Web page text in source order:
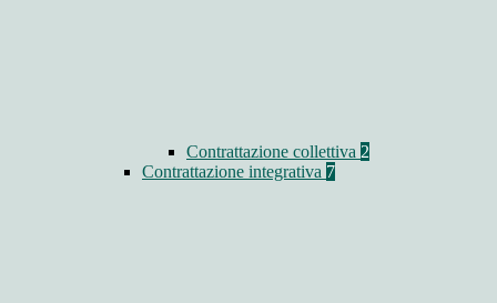
Contrattazione collettiva 2
Contrattazione integrativa 7